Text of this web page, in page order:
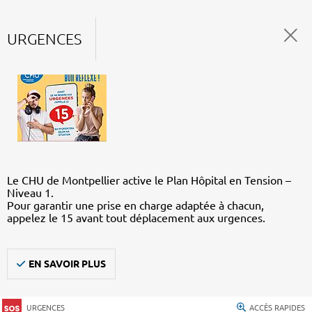
URGENCES
Le CHU de Montpellier active le Plan Hôpital en Tension –
Niveau 1.
Pour garantir une prise en charge adaptée à chacun,
appelez le 15 avant tout déplacement aux urgences.
EN SAVOIR PLUS
URGENCES ACCÈS RAPIDES